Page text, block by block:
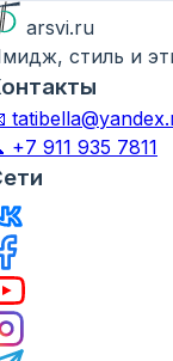
arsvi.ru
стиль и
+7 911 935 7811